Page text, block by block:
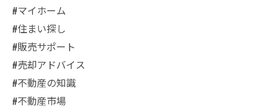
#マイホーム
#住まい探し
#販売サポート
#売却アドバイス
#不動産の知識
#不動産市場